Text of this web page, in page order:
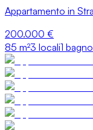
Appartamento in
200.000 €
85 m²3 locali1 bagno